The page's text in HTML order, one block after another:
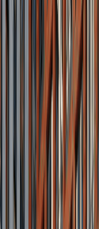
в этом ЖК